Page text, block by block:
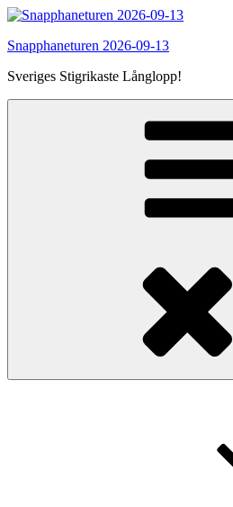
Hoppa
innehåll
Snapphaneturen 2026-09-13
Sveriges Stigrikaste Långlopp!